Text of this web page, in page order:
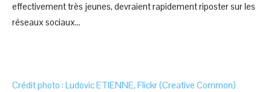
effectivement très jeunes, devraient rapidement riposter sur les
réseaux sociaux…
Crédit photo : Ludovic ETIENNE, Flickr (Creative Common)